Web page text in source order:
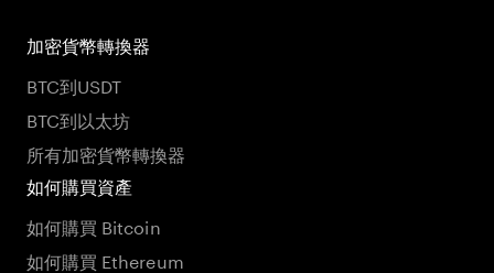
加密貨幣轉換器
BTC到USDT
BTC到以太坊
所有加密貨幣轉換器
如何購買資產
如何購買 Bitcoin
如何購買 Ethereum